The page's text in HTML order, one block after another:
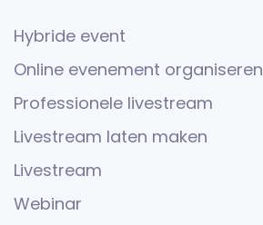
Hybride event
Online evenement organiseren
Professionele livestream
Livestream laten maken
Livestream
Webinar